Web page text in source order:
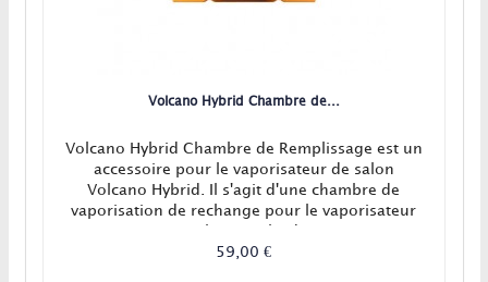
Volcano Hybrid Chambre de...
Volcano Hybrid Chambre de Remplissage est un
accessoire pour le vaporisateur de salon
Volcano Hybrid. Il s'agit d'une chambre de
vaporisation de rechange pour le vaporisateur
59,00 €